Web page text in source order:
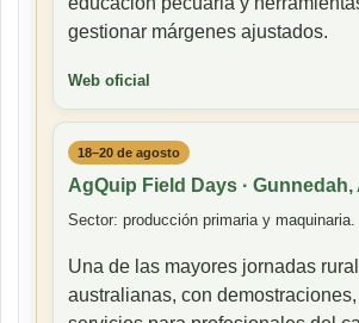
gestionar márgenes ajustados.
Web oficial
18–20 de agosto
AgQuip Field Days ·
Sector: producción primaria y maquinaria.
Una de las mayores jornadas
australianas, con